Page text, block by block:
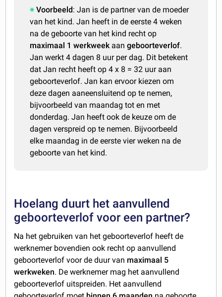
Voorbeeld: Jan is de partner van de moeder
van het kind. Jan heeft in de eerste 4 weken
na de geboorte van het kind recht op
maximaal 1 werkweekaangeboorteverlof.
Jan werkt 4 dagen 8 uur per dag. Dit betekent
dat Jan recht heeft op 4 x 8 = 32 uur aan
geboorteverlof. Jan kan ervoor kiezen om
deze dagen aaneensluitend op te nemen,
bijvoorbeeld van maandag tot en met
donderdag. Jan heeft ook de keuze om de
dagen verspreid op te nemen. Bijvoorbeeld
elke maandag in de eerste vier weken na de
geboorte van het kind.
Hoelang duurt het aanvullend
geboorteverlof voor een partner?
Na het gebruiken van het geboorteverlof heeft de
werknemer bovendien ook recht op aanvullend
geboorteverlof voor de duur van maximaal 5
werkweken. De werknemer mag het aanvullend
geboorteverlof uitspreiden. Het aanvullend